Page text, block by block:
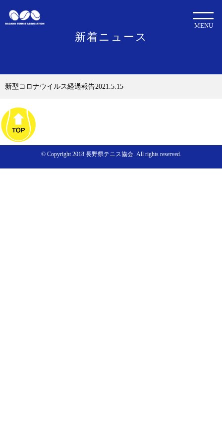
新着ニュース
MENU
新型コロナウイルス経過報告2021.5.15
© Copyright 2018 長野県テニス協会. All rights reserved.